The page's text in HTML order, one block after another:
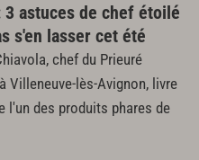
3 astuces de chef étoilé
s'en lasser cet été
chef du Prieuré
Villeneuve-lès-Avignon, livre
l'un des produits phares de